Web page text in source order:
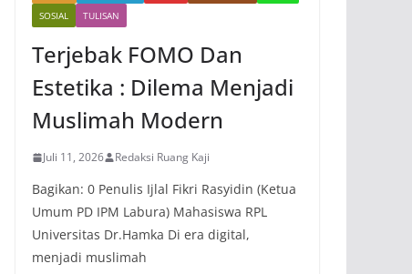
SOSIAL
TULISAN
Terjebak FOMO Dan
Estetika : Dilema Menjadi
Muslimah Modern
Juli 11, 2026 Redaksi Ruang Kaji
Bagikan: 0 Penulis Ijlal Fikri Rasyidin (Ketua
Umum PD IPM Labura) Mahasiswa RPL
Universitas Dr.Hamka Di era digital,
menjadi muslimah